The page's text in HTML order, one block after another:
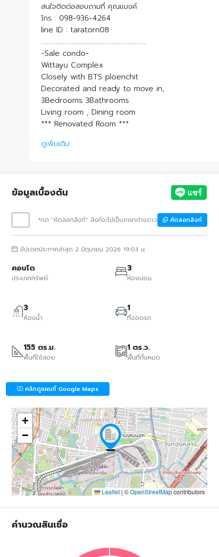
สนใจติดต่อสอบถามที่ คุณแบงค์
โทร : 098-936-4264
line ID : taratorn08
………………………………………………………………
-Sale condo-
Wittayu Complex
Closely with BTS ploenchit
Decorated and ready to move in,
3Bedrooms 3Bathrooms
Living room , Dining room
*** Renovated Room ***
ดูเพิ่มเติม
ข้อมูลเบื้องต้น
*กด "คัดลอกลิงก์" ลิงก์จะไม่เป็นภาษาต่างดาว คัดลอกลิงก์
อัปเดตประกาศล่าสุด 2 มิถุนายน 2026 19:03 น.
คอนโด
ประเภททรัพย์
3
ห้องนอน
3
ห้องน้ำ
1
ที่จอดรถ
155 ตร.ม.
พื้นที่ใช้สอย
1 ตร.ว.
พื้นที่ทั้งหมด
คลิกดูแผนที่ Google Maps
+
−
Leaflet | ©OpenStreetMapcontributors
คำนวณสินเชื่อ